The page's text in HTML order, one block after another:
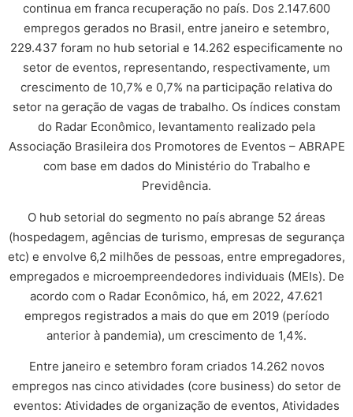
continua em franca recuperação no país. Dos 2.147.600
empregos gerados no Brasil, entre janeiro e setembro,
229.437 foram no hub setorial e 14.262 especificamente no
setor de eventos, representando, respectivamente, um
crescimento de 10,7% e 0,7% na participação relativa do
setor na geração de vagas de trabalho. Os índices constam
do Radar Econômico, levantamento realizado pela
Associação Brasileira dos Promotores de Eventos – ABRAPE
com base em dados do Ministério do Trabalho e
Previdência.
O hub setorial do segmento no país abrange 52 áreas
(hospedagem, agências de turismo, empresas de segurança
etc) e envolve 6,2 milhões de pessoas, entre empregadores,
empregados e microempreendedores individuais (MEIs). De
acordo com o Radar Econômico, há, em 2022, 47.621
empregos registrados a mais do que em 2019 (período
anterior à pandemia), um crescimento de 1,4%.
Entre janeiro e setembro foram criados 14.262 novos
empregos nas cinco atividades (core business) do setor de
eventos: Atividades de organização de eventos, Atividades